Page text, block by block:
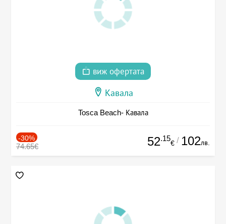
виж офертата
Кавала
Tosca Beach- Кавала
-30%
74.65€ 52.15
€ / 102лв.